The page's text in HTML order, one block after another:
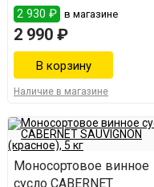
2 930 ₽ в магазине
2 990 ₽
Наличие в магазине
Моносортовое винное
сусло CABERNET